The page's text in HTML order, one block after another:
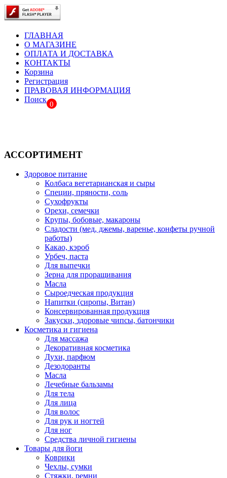
ГЛАВНАЯ
О МАГАЗИНЕ
ОПЛАТА И ДОСТАВКА
КОНТАКТЫ
Корзина
Регистрация
ПРАВОВАЯ ИНФОРМАЦИЯ
Поиск
0
АССОРТИМЕНТ
Здоровое питание
Колбаса вегетарианская и сыры
Специи, пряности, соль
Сухофрукты
Орехи, семечки
Крупы, бобовые, макароны
Сладости (мед, джемы, варенье, конфеты ручной
работы)
Какао, кэроб
Урбеч, паста
Для выпечки
Зерна для проращивания
Масла
Сыроедческая продукция
Напитки (сиропы, Витан)
Консервированная продукция
Закуски, здоровые чипсы, батончики
Косметика и гигиена
Для массажа
Декоративная косметика
Духи, парфюм
Дезодоранты
Масла
Лечебные бальзамы
Для тела
Для лица
Для волос
Для рук и ногтей
Для ног
Средства личной гигиены
Товары для йоги
Коврики
Чехлы, сумки
Стяжки, ремни